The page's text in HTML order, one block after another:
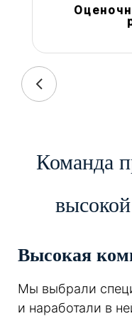
Команда
Высокая
Мы выбрали
и наработали в